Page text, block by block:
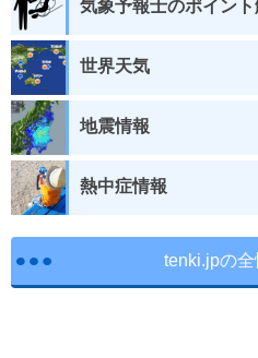
気象予報士のポイン
世界天気
地震情報
熱中症情報
tenki.jpの